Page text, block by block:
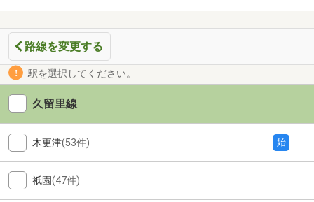
路線を変更する
駅を選択してください。
久留里線
木更津(53件) 始
祇園(47件)